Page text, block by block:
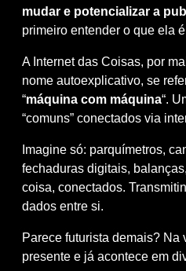
mudar e potencializar a
primeiro entender o que ela
A Internet das Coisas, por
nome autoexplicativo, se
“máquina com máquina“.
“comuns” conectados via
Imagine só: parquímetros,
fechaduras digitais,
coisa, conectados.
dados entre si.
Parece futurista demais? Na
presente e já acontece em